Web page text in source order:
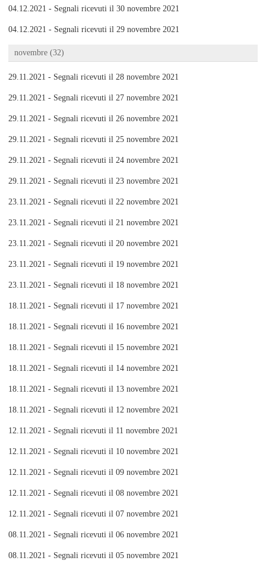
04.12.2021 - Segnali ricevuti il 30 novembre 2021
04.12.2021 - Segnali ricevuti il 29 novembre 2021
novembre (32)
29.11.2021 - Segnali ricevuti il 28 novembre 2021
29.11.2021 - Segnali ricevuti il 27 novembre 2021
29.11.2021 - Segnali ricevuti il 26 novembre 2021
29.11.2021 - Segnali ricevuti il 25 novembre 2021
29.11.2021 - Segnali ricevuti il 24 novembre 2021
29.11.2021 - Segnali ricevuti il 23 novembre 2021
23.11.2021 - Segnali ricevuti il 22 novembre 2021
23.11.2021 - Segnali ricevuti il 21 novembre 2021
23.11.2021 - Segnali ricevuti il 20 novembre 2021
23.11.2021 - Segnali ricevuti il 19 novembre 2021
23.11.2021 - Segnali ricevuti il 18 novembre 2021
18.11.2021 - Segnali ricevuti il 17 novembre 2021
18.11.2021 - Segnali ricevuti il 16 novembre 2021
18.11.2021 - Segnali ricevuti il 15 novembre 2021
18.11.2021 - Segnali ricevuti il 14 novembre 2021
18.11.2021 - Segnali ricevuti il 13 novembre 2021
18.11.2021 - Segnali ricevuti il 12 novembre 2021
12.11.2021 - Segnali ricevuti il 11 novembre 2021
12.11.2021 - Segnali ricevuti il 10 novembre 2021
12.11.2021 - Segnali ricevuti il 09 novembre 2021
12.11.2021 - Segnali ricevuti il 08 novembre 2021
12.11.2021 - Segnali ricevuti il 07 novembre 2021
08.11.2021 - Segnali ricevuti il 06 novembre 2021
08.11.2021 - Segnali ricevuti il 05 novembre 2021